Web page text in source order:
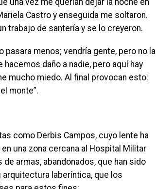
una vez me querían dejar la noche en
Castro y enseguida me soltaron.
trabajo de santería y se lo creyeron.
menos; vendría gente, pero no la
daño a nadie, pero aquí hay
mucho miedo. Al final provocan esto:
monte”.
como Derbis Campos, cuyo lente ha
una zona cercana al Hospital Militar
armas, abandonados, que han sido
laberíntica, que los